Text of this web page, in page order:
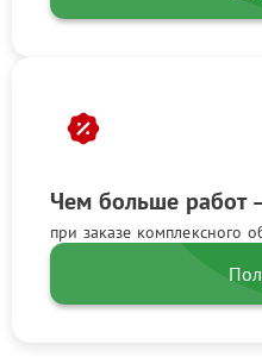
Чем больше работ
при заказе комплексного